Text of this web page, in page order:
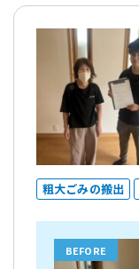
粗大ごみの搬出
BEFORE